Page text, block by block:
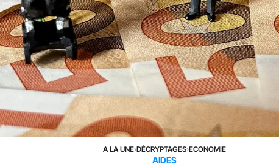
A LA UNE›DÉCRYPTAGES›ECONOMIE
AIDES